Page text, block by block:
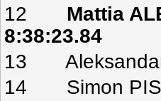
12
8:38:23.84
13
14 Simon